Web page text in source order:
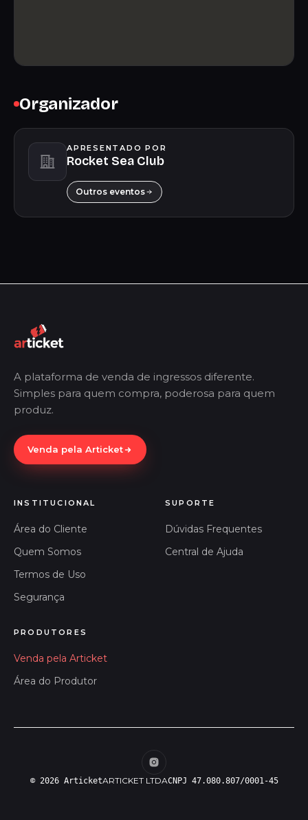
Organizador
APRESENTADO POR
Rocket Sea Club
Outros eventos
A plataforma de venda de ingressos diferente.
Simples para quem compra, poderosa para quem
produz.
Venda pela Articket
INSTITUCIONAL
Área do Cliente
Quem Somos
Termos de Uso
Segurança
SUPORTE
Dúvidas Frequentes
Central de Ajuda
PRODUTORES
Venda pela Articket
Área do Produtor
© 2026 ArticketARTICKET LTDACNPJ 47.080.807/0001-45